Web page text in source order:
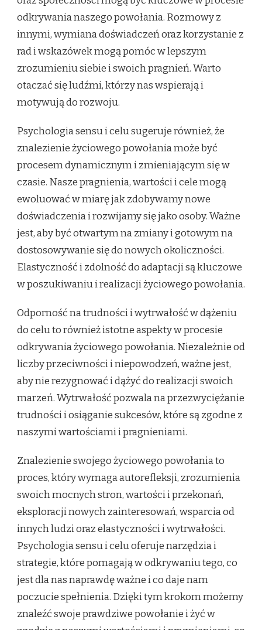
odkrywania naszego powołania. Rozmowy z
innymi, wymiana doświadczeń oraz korzystanie z
rad i wskazówek mogą pomóc w lepszym
zrozumieniu siebie i swoich pragnień. Warto
otaczać się ludźmi, którzy nas wspierają i
motywują do rozwoju.
Psychologia sensu i celu sugeruje również, że
znalezienie życiowego powołania może być
procesem dynamicznym i zmieniającym się w
czasie. Nasze pragnienia, wartości i cele mogą
ewoluować w miarę jak zdobywamy nowe
doświadczenia i rozwijamy się jako osoby. Ważne
jest, aby być otwartym na zmiany i gotowym na
dostosowywanie się do nowych okoliczności.
Elastyczność i zdolność do adaptacji są kluczowe
w poszukiwaniu i realizacji życiowego powołania.
Odporność na trudności i wytrwałość w dążeniu
do celu to również istotne aspekty w procesie
odkrywania życiowego powołania. Niezależnie od
liczby przeciwności i niepowodzeń, ważne jest,
aby nie rezygnować i dążyć do realizacji swoich
marzeń. Wytrwałość pozwala na przezwyciężanie
trudności i osiąganie sukcesów, które są zgodne z
naszymi wartościami i pragnieniami.
Znalezienie swojego życiowego powołania to
proces, który wymaga autorefleksji, zrozumienia
swoich mocnych stron, wartości i przekonań,
eksploracji nowych zainteresowań, wsparcia od
innych ludzi oraz elastyczności i wytrwałości.
Psychologia sensu i celu oferuje narzędzia i
strategie, które pomagają w odkrywaniu tego, co
jest dla nas naprawdę ważne i co daje nam
poczucie spełnienia. Dzięki tym krokom możemy
znaleźć swoje prawdziwe powołanie i żyć w